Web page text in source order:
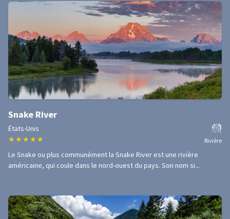
Snake River
États-Unis
★ ★ ★ ★ ★ Rivière
Le Snake ou plus communément la Snake River est une rivière
américaine, qui coule dans le nord-ouest du pays. Son nom si...